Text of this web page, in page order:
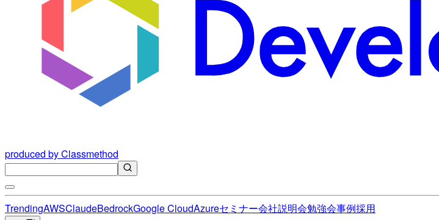
produced by Classmethod
TrendingAWSClaudeBedrockGoogle CloudAzureセミナー会社説明会勉強会事例採用